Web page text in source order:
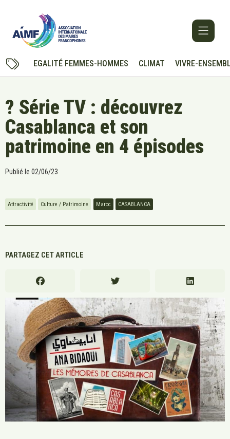
EGALITÉ FEMMES-HOMMES CLIMAT VIVRE-
? Série TV : découvrez
Casablanca et son
patrimoine en 4 épisodes
Publié le 02/06/23
Attractivité Culture / Patrimoine Maroc CASABLANCA
PARTAGEZ CET ARTICLE